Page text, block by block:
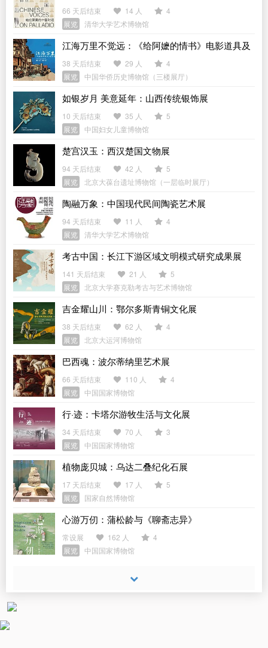
66 天后结束 14 人
4
展览
清华大学艺术博物馆
江海万里不觉远：《给阿嬷的情书》电影道具及
侨批文物特展
38 天后结束 29 人
4
展览
中国华侨历史博物馆（三楼展厅）
如银岁月 美意延年：山西传统银饰展
10 天后结束 35 人
5
展览
中国妇女儿童博物馆
楚宫汉玉：西汉楚国文物展
94 天后结束 42 人
5
展览
北京大葆台遗址博物馆（一层临时展厅）
陶融万象：中国现代民间陶瓷艺术展
94 天后结束 11 人
4
展览
清华大学艺术博物馆
考古中国：长江下游区域文明模式研究成果展
141 天后结束 21 人
5
展览
北京大学赛克勒考古与艺术博物馆
吉金耀山川：鄂尔多斯青铜文化展
38 天后结束 62 人
4
展览
北京大运河博物馆
巴西魂：波尔蒂纳里艺术展
66 天后结束 110 人
4
展览
中国国家博物馆
行·迹：卡塔尔游牧生活与文化展
34 天后结束 70 人
3
展览
中国国家博物馆
植物庞贝城：乌达二叠纪化石展
17 天后结束 17 人
5
展览
国家自然博物馆
心游万仞：蒲松龄与《聊斋志异》
常设展 162 人
4
展览
中国国家博物馆